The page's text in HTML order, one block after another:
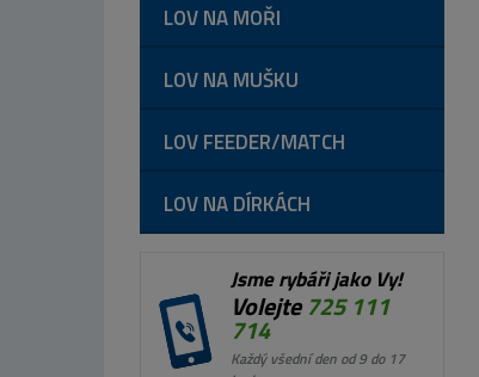
LOV NA MOŘI
LOV NA MUŠKU
LOV FEEDER/MATCH
LOV NA DÍRKÁCH
Jsme rybáři jako Vy!
Volejte725 111
714
Každý všední den od 9 do 17